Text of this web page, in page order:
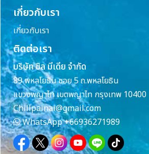
เกี่ยวกับเรา
เกี่ยวกับเรา
ติดต่อเรา
บริษัท ชิล มีเดีย จำกัด
89 พหลโยธิน ซอย 5 ถ.พหลโยธิน
แขวงพญาไท เขตพญาไท กรุงเทพ 10400
Chillpainai@gmail.com
WhatsApp+66936271989